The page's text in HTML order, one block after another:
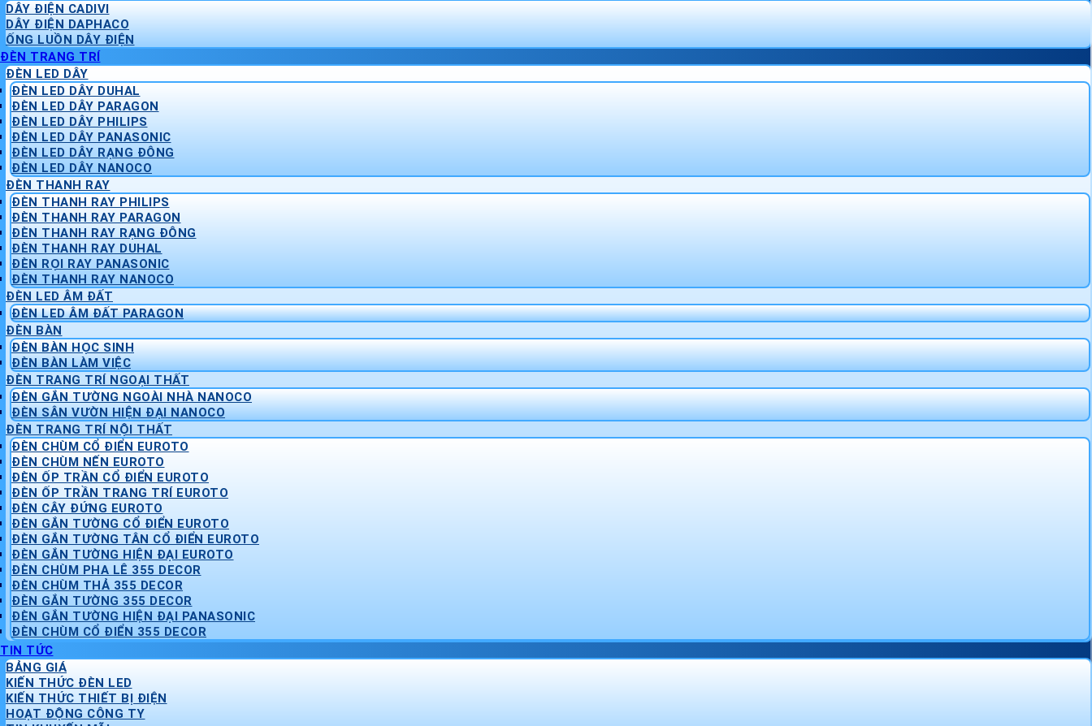
DÂY ĐIỆN CADIVI
DÂY ĐIỆN DAPHACO
ỐNG LUỒN DÂY ĐIỆN
ĐÈN TRANG TRÍ
ĐÈN LED DÂY
ĐÈN LED DÂY DUHAL
ĐÈN LED DÂY PARAGON
ĐÈN LED DÂY PHILIPS
ĐÈN LED DÂY PANASONIC
ĐÈN LED DÂY RẠNG ĐÔNG
ĐÈN LED DÂY NANOCO
ĐÈN THANH RAY
ĐÈN THANH RAY PHILIPS
ĐÈN THANH RAY PARAGON
ĐÈN THANH RAY RẠNG ĐÔNG
ĐÈN THANH RAY DUHAL
ĐÈN RỌI RAY PANASONIC
ĐÈN THANH RAY NANOCO
ĐÈN LED ÂM ĐẤT
ĐÈN LED ÂM ĐẤT PARAGON
ĐÈN BÀN
ĐÈN BÀN HỌC SINH
ĐÈN BÀN LÀM VIỆC
ĐÈN TRANG TRÍ NGOẠI THẤT
ĐÈN GẮN TƯỜNG NGOÀI NHÀ NANOCO
ĐÈN SÂN VƯỜN HIỆN ĐẠI NANOCO
ĐÈN TRANG TRÍ NỘI THẤT
ĐÈN CHÙM CỔ ĐIỂN EUROTO
ĐÈN CHÙM NẾN EUROTO
ĐÈN ỐP TRẦN CỔ ĐIỂN EUROTO
ĐÈN ỐP TRẦN TRANG TRÍ EUROTO
ĐÈN CÂY ĐỨNG EUROTO
ĐÈN GẮN TƯỜNG CỔ ĐIỂN EUROTO
ĐÈN GẮN TƯỜNG TÂN CỔ ĐIỂN EUROTO
ĐÈN GẮN TƯỜNG HIỆN ĐẠI EUROTO
ĐÈN CHÙM PHA LÊ 355 DECOR
ĐÈN CHÙM THẢ 355 DECOR
ĐÈN GẮN TƯỜNG 355 DECOR
ĐÈN GẮN TƯỜNG HIỆN ĐẠI PANASONIC
ĐÈN CHÙM CỔ ĐIỂN 355 DECOR
TIN TỨC
BẢNG GIÁ
KIẾN THỨC ĐÈN LED
KIẾN THỨC THIẾT BỊ ĐIỆN
HOẠT ĐỘNG CÔNG TY